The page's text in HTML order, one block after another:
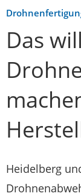
Das
Heidelberg